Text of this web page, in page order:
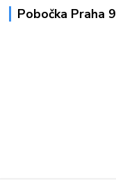
Pobočka Praha 9